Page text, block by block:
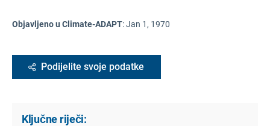
Objavljeno u Climate-ADAPT:Jan 1, 1970
Podijelite svoje podatke
Ključne riječi: